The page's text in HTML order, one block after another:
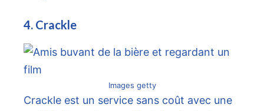
4. Crackle
Images getty
Crackle est un service sans coût avec une